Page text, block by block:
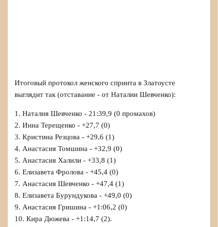
Итоговый протокол женского спринта в Златоусте
выглядит так (отставание - от Наталии Шевченко):
1. Наталия Шевченко - 21:39,9 (0 промахов)
2. Инна Терещенко - +27,7 (0)
3. Кристина Резцова - +29,6 (1)
4. Анастасия Томшина - +32,9 (0)
5. Анастасия Халили - +33,8 (1)
6. Елизавета Фролова - +45,4 (0)
7. Анастасия Шевченко - +47,4 (1)
8. Елизавета Бурундукова - +49,0 (0)
9. Анастасия Гришина - +1:06,2 (0)
10. Кира Дюжева - +1:14,7 (2).